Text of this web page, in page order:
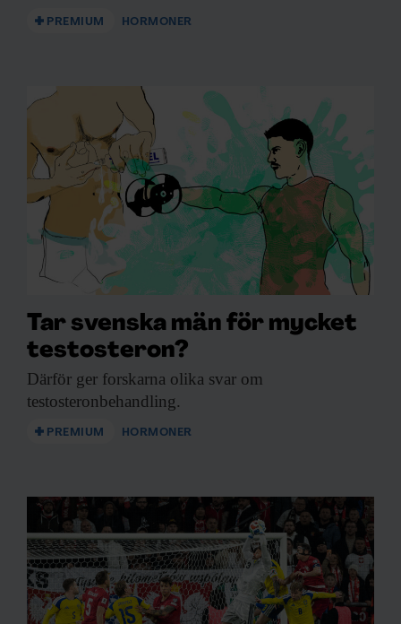
PREMIUM HORMONER
Tar svenska män för mycket
testosteron?
Därför ger forskarna olika svar om
testosteronbehandling.
PREMIUM HORMONER